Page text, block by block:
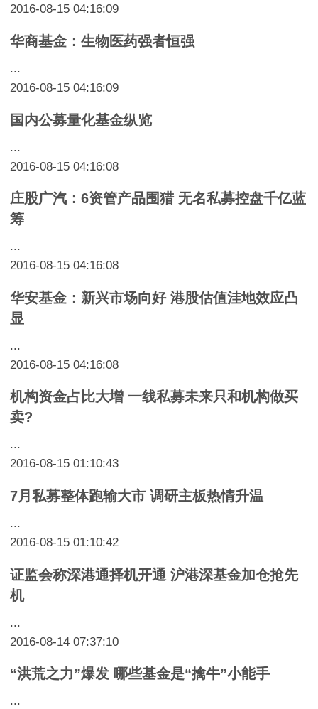
2016-08-15 04:16:09
华商基金：生物医药强者恒强
...
2016-08-15 04:16:09
国内公募量化基金纵览
...
2016-08-15 04:16:08
庄股广汽：6资管产品围猎 无名私募控盘千亿蓝
筹
...
2016-08-15 04:16:08
华安基金：新兴市场向好 港股估值洼地效应凸
显
...
2016-08-15 04:16:08
机构资金占比大增 一线私募未来只和机构做买
卖?
...
2016-08-15 01:10:43
7月私募整体跑输大市 调研主板热情升温
...
2016-08-15 01:10:42
证监会称深港通择机开通 沪港深基金加仓抢先
机
...
2016-08-14 07:37:10
“洪荒之力”爆发 哪些基金是“擒牛”小能手
...